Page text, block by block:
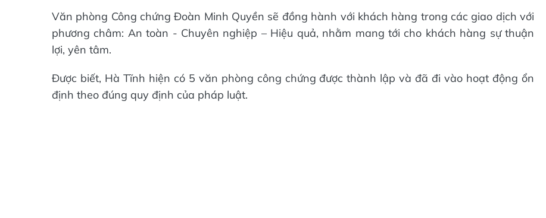
Văn phòng Công chứng Đoàn Minh Quyền sẽ đồng hành với khách hàng trong các giao dịch với
phương châm: An toàn - Chuyên nghiệp – Hiệu quả, nhằm mang tới cho khách hàng sự thuận
lợi, yên tâm.
Được biết, Hà Tĩnh hiện có 5 văn phòng công chứng được thành lập và đã đi vào hoạt động ổn
định theo đúng quy định của pháp luật.